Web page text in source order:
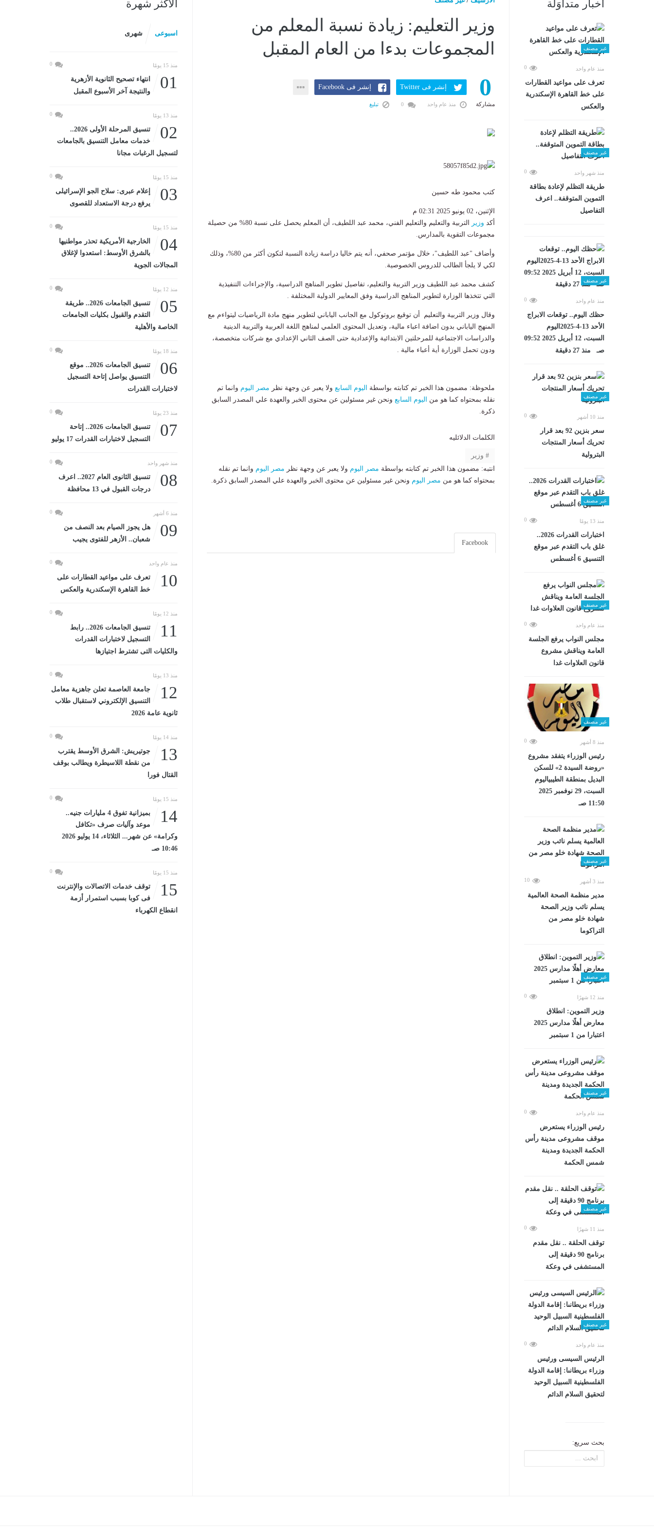
أخبار متداوَلة
غير مصنف
منذ عام واحد 0
تعرف على مواعيد القطارات
على خط القاهرة الإسكندرية
والعكس
غير مصنف
منذ شهر واحد 0
طريقة التظلم لإعادة بطاقة
التموين المتوقفة.. اعرف
التفاصيل
غير مصنف
منذ عام واحد 0
حظك اليوم.. توقعات الابراج
الأحد 13-4-2025اليوم
السبت، 12 أبريل 2025 09:52
صـ منذ 27 دقيقة
غير مصنف
منذ 10 أشهر 0
سعر بنزين 92 بعد قرار
تحريك أسعار المنتجات
البترولية
غير مصنف
منذ 13 يومًا 0
اختبارات القدرات 2026..
غلق باب التقدم عبر موقع
التنسيق 6 أغسطس
غير مصنف
منذ عام واحد 0
مجلس النواب يرفع الجلسة
العامة ويناقش مشروع
قانون العلاوات غدا
غير مصنف
منذ 8 أشهر 0
رئيس الوزراء يتفقد مشروع
«روضة السيدة 2» للسكن
البديل بمنطقة الطيبياليوم
السبت، 29 نوفمبر 2025
11:50 صـ
غير مصنف
منذ 3 أشهر 10
مدير منظمة الصحة العالمية
يسلم نائب وزير الصحة
شهادة خلو مصر من
التراكوما
غير مصنف
منذ 12 شهرًا 0
وزير التموين: انطلاق
معارض أهلًا مدارس 2025
اعتبارا من 1 سبتمبر
غير مصنف
منذ عام واحد 0
رئيس الوزراء يستعرض
موقف مشروعى مدينة رأس
الحكمة الجديدة ومدينة
شمس الحكمة
غير مصنف
منذ 11 شهرًا 0
توقف الحلقة .. نقل مقدم
برنامج 90 دقيقة إلى
المستشفى في وعكة
غير مصنف
منذ عام واحد 0
الرئيس السيسى ورئيس
وزراء بريطانىا: إقامة الدولة
الفلسطينية السبيل الوحيد
لتحقيق السلام الدائم
بحث سريع:
وزير التعليم: زيادة نسبة المعلم من
المجموعات بدءا من العام المقبل
0
مشاركة
إنشر فى Twitter إنشر فى Facebook
منذ عام واحد تبليغ
كتب محمود طه حسين
الإثنين، 02 يونيو 2025 02:31 م
أكد وزير
التربية والتعليم والتعليم الفني، محمد عبد اللطيف، أن المعلم يحصل على نسبة 80% من حصيلة
مجموعات التقوية بالمدارس.
وأضاف "عبد اللطيف"، خلال مؤتمر صحفي، أنه يتم خاليا دراسة زيادة النسبة لتكون أكثر من 80%، وذلك
لكي لا يلجأ الطالب للدروس الخصوصية.
كشف محمد عبد اللطيف وزير التربية والتعليم، تفاصيل تطوير المناهج الدراسية، والإجراءات التنفيذية
التي تتخذها الوزارة لتطوير المناهج الدراسية وفق المعايير الدولية المختلفة .
وقال وزير التربية والتعليم أن توقيع بروتوكول مع الجانب الياباني لتطوير منهج مادة الرياضيات ليتواءم مع
المنهج الياباني بدون اضافة اعباء مالية، وتعديل المحتوى العلمي لمناهج اللغة العربية والتربية الدينية
والدراسات الاجتماعية للمرحلتين الابتدائية والإعدادية حتى الصف الثاني الإعدادي مع شركات متخصصة،
ودون تحمل الوزارة أية أعباء مالية .
ملحوظة: مضمون هذا الخبر تم كتابته بواسطة اليوم السابع ولا يعبر عن وجهة نظر مصر اليوم وانما تم
نقله بمحتواه كما هو من
اليوم السابع ونحن غير مسئولين عن محتوى الخبر والعهدة علي المصدر السابق
ذكرة.
الكلمات الدلائليه
وزير
انتبه: مضمون هذا الخبر تم كتابته بواسطة مصر اليوم ولا يعبر عن وجهة نظر مصر اليوم وانما تم نقله
بمحتواه كما هو من مصر اليوم ونحن غير مسئولين عن محتوى الخبر والعهدة علي المصدر السابق ذكرة.
Facebook
الأكثر شهرة
اسبوعى شهرى
منذ 15 يومًا 0
01
انتهاء تصحيح الثانوية الأزهرية
والنتيجة آخر الأسبوع المقبل
منذ 13 يومًا 0
02
تنسيق المرحلة الأولى 2026..
خدمات معامل التنسيق بالجامعات
لتسجيل الرغبات مجانا
منذ 15 يومًا 0
03
إعلام عبرى: سلاح الجو الإسرائيلى
يرفع درجة الاستعداد للقصوى
منذ 15 يومًا 0
04
الخارجية الأمريكية تحذر مواطنيها
بالشرق الأوسط: استعدوا لإغلاق
المجالات الجوية
منذ 12 يومًا 0
05
تنسيق الجامعات 2026.. طريقة
التقدم والقبول بكليات الجامعات
الخاصة والأهلية
منذ 18 يومًا 0
06
تنسيق الجامعات 2026.. موقع
التنسيق يواصل إتاحة التسجيل
لاختبارات القدرات
منذ 23 يومًا 0
07
تنسيق الجامعات 2026.. إتاحة
التسجيل لاختبارات القدرات 17 يوليو
منذ شهر واحد 0
08
تنسيق الثانوى العام 2027.. اعرف
درجات القبول في 13 محافظة
منذ 6 أشهر 0
09
هل يجوز الصيام بعد النصف من
شعبان.. الأزهر للفتوى يجيب
منذ عام واحد 0
10
تعرف على مواعيد القطارات على
خط القاهرة الإسكندرية والعكس
منذ 12 يومًا 0
11
تنسيق الجامعات 2026.. رابط
التسجيل لاختبارات القدرات
والكليات التى تشترط اجتيازها
منذ 13 يومًا 0
12
جامعة العاصمة تعلن جاهزية معامل
التنسيق الإلكتروني لاستقبال طلاب
ثانوية عامة 2026
منذ 14 يومًا 0
13
جوتيريش: الشرق الأوسط يقترب
من نقطة اللاسيطرة ويطالب بوقف
القتال فورا
منذ 15 يومًا 0
14
بميزانية تفوق 4 مليارات جنيه..
موعد وآليات صرف «تكافل
وكرامة» عن شهر... الثلاثاء، 14 يوليو 2026
10:46 صـ
منذ 15 يومًا 0
15
توقف خدمات الاتصالات والإنترنت
فى كوبا بسبب استمرار أزمة
انقطاع الكهرباء